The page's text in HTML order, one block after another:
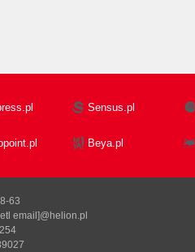
Sensus.pl
Beya.pl
63
email]@helion.pl